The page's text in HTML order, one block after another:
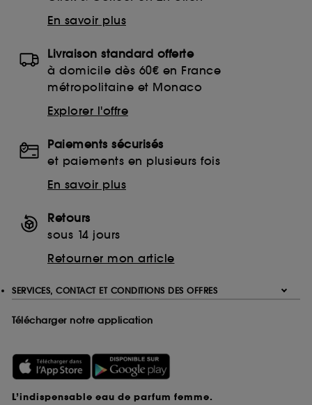
En savoir plus
Livraison standard offerte
à domicile dès 60€ en France
métropolitaine et Monaco
Explorer l'offre
Paiements sécurisés
et paiements en plusieurs fois
En savoir plus
Retours
sous 14 jours
Retourner mon article
SERVICES, CONTACT ET CONDITIONS DES OFFRES
Télécharger notre application
L’indispensable eau de parfum femme.
collectées ou générées lors de votre activité en ligne
sur "continuer sans accepter". Voous pouvez à tout
moment choisir de retirer votrte consentement. Si vous
souhaitez obtenir plus d'information sur les cookies
utilisés, cliquezici.